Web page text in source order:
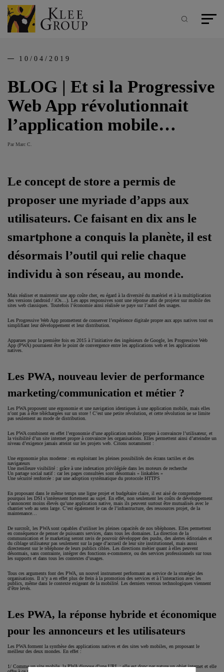
Aller
au
contenu
principal
Recherche
Menu
BLOG | Et si la Progressive
Web App révolutionnait
l’application mobile…
10/04/2019
Par Marc C.
Le concept de store a permis de
proposer une myriade d’apps aux
utilisateurs. Ce faisant en dix ans le
smartphone a conquis la planète, il est
désormais l’outil qui relie chaque
individu à son réseau, au monde.
Mais réaliser et maintenir une app coûte cher, eu égard à la diversité du matériel et à la multiplication
des versions (android / iOs…). Les apps responsives sont une réponse afin de projeter sur mobile des
sites web classiques. Toutefois l’économie ainsi réalisée se paye sur l’autel des usages.
Les Progressive Web App promettent de conserver l’expérience digitale propre aux apps natives tout en
simplifiant leur développement et leur distribution.
Apparues pour la première fois en 2015 à l’initiative des ingénieurs de Google, les Progressive Web
App (PWA) pourraient être le point de convergence entre les applications web et les applications
natives.
Les PWA, nouveau levier de performance
marketing/communication et métier ?
Les PWA proposent une ergonomie et une navigation identiques à une application mobile, mais elles
n’ont pas à être téléchargées sur un store ! C’est une petite révolution, et cette révolution ne se limite
pas seulement au mode de distribution.
Les PWA combinent en effet l’ergonomie d’une application mobile propre à convaincre l’utilisateur, et
la visibilité d’un site internet propre à convaincre les organisations. Elles permettent ainsi d’atteindre un
niveau d’exigence jamais atteint sur les projets web. Citons notamment :
Une ergonomie plus moderne : en exploitant les pleines possibilités des écrans tactiles et des
navigateurs
Une meilleure visibilité : grâce à une indexation privilégiée dans les moteurs de recherche
Un partage social natif : car les pages consultées sont désormais « linkables »
Une sécurité renforcée : par une adoption systématique du protocole HTTPS
En proposant dans le même temps une ligne projet et budgétaire claire, il est aisé de comprendre
pourquoi les DSI s’intéressent fortement au sujet. En effet, non seulement les coûts de développement
s’annoncent moins élevés qu’une application native, mais ils peuvent surtout être mutualisés avec le
chantier web au sens large. C’est également le cas de l’infrastructure, des ressources projet, de la
maintenance…
De surcroît, les PWA sont capables d’utiliser les pleines capacités de nos téléphones. Elles permettent
en conséquence de penser de puissants services, dans tous les domaines. La direction de la
communication et le marketing seront ravis de pouvoir développer des pushs, des alertes éditoriales et
du ciblage utilisateur pas seulement sur la page d’accueil de leur site institutionnel, mais aussi
directement sur le téléphone de leurs publics cibles. Les directions métier quant à elles peuvent
désormais, sans contrainte, intégrer des fonctions e-commerce, ou des services professionnels sur tous
les supports et dans tous les contextes d’usages.
Tous ces arguments font des PWA, un nouvel instrument performant au service de la stratégie des
organisations. Il n’y a en effet plus de frein à la promotion des services et à l’interaction avec les
publics, même dans le contexte exigeant de la mobilité. Les derniers verrous technologiques viennent
d’être levés.
Les PWA, la réponse hybride et économique
pour les annonceurs et les utilisateurs
Les PWA forment la synthèse des applications natives et des sites web mobiles, en proposant le
meilleur des deux mondes. En effet :
1/ Comme un site mobile, la PWA dispose d’une URL : elle est donc par nature un objet internet et elle